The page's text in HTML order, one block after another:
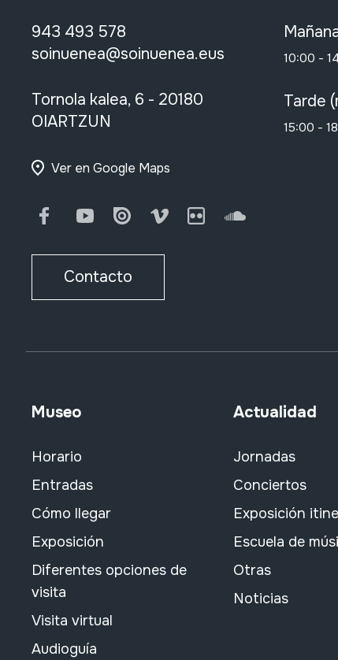
943 493 578
soinuenea@soinuenea.eus
Tornola kalea, 6 - 20180
OIARTZUN
Ver en Google Maps
FacebookYoutubeIssuu Vimeo FlickrSoundCloud
Contacto
10:00 -
Tarde
15:00 -
Museo
Horario
Entradas
Cómo llegar
Exposición
Diferentes opciones de
visita
Visita virtual
Audioguía
Actualidad
Jornadas
Conciertos
Exposición
Escuela de
Otras
Noticias